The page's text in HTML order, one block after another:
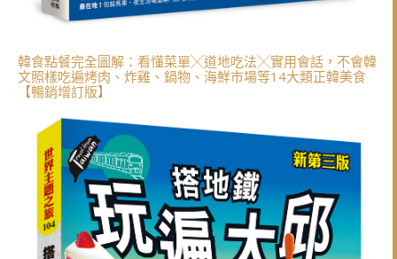
韓食點餐完全圖解：看懂菜單╳道地吃法╳實用會話，不會韓
文照樣吃遍烤肉、炸雞、鍋物、海鮮市場等14大類正韓美食
【暢銷增訂版】